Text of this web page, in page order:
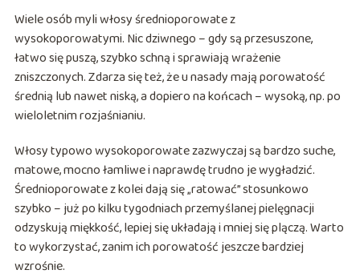
Wiele osób myli włosy średnioporowate z
wysokoporowatymi. Nic dziwnego – gdy są przesuszone,
łatwo się puszą, szybko schną i sprawiają wrażenie
zniszczonych. Zdarza się też, że u nasady mają porowatość
średnią lub nawet niską, a dopiero na końcach – wysoką, np. po
wieloletnim rozjaśnianiu.
Włosy typowo wysokoporowate zazwyczaj są bardzo suche,
matowe, mocno łamliwe i naprawdę trudno je wygładzić.
Średnioporowate z kolei dają się „ratować” stosunkowo
szybko – już po kilku tygodniach przemyślanej pielęgnacji
odzyskują miękkość, lepiej się układają i mniej się plączą. Warto
to wykorzystać, zanim ich porowatość jeszcze bardziej
wzrośnie.